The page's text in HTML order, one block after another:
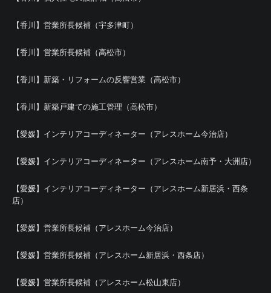
【香川】営業所長候補（宇多津町）
【香川】営業所長候補（高松市）
【香川】新築・リフォームの反響営業（高松市）
【香川】新築戸建ての施工管理（高松市）
【愛媛】インテリアコーディネーター（アレスホーム今治店）
【愛媛】インテリアコーディネーター（アレスホーム南予・大洲店）
【愛媛】インテリアコーディネーター（アレスホーム新居浜・西条
店）
【愛媛】営業所長候補（アレスホーム今治店）
【愛媛】営業所長候補（アレスホーム新居浜・西条店）
【愛媛】営業所長候補（アレスホーム松山東店）